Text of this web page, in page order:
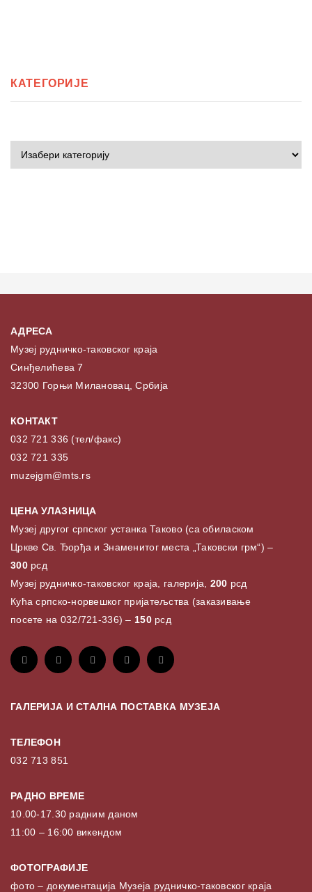
КАТЕГОРИЈЕ
АДРЕСА
Музеј рудничко-таковског краја
Синђелићева 7
32300 Горњи Милановац, Србија
КОНТАКТ
032 721 336 (тел/факс)
032 721 335
muzejgm@mts.rs
ЦЕНА УЛАЗНИЦА
Музеј другог српског устанка Таково (са обиласком
Цркве Св. Ђорђа и Знаменитог места „Таковски грм“) –
300рсд
Музеј рудничко-таковског краја, галерија, 200 рсд
Кућа српско-норвешког пријатељства (заказивање
посете на 032/721-336) – 150рсд
ГАЛЕРИЈА И СТАЛНА ПОСТАВКА МУЗЕЈА
ТЕЛЕФОН
032 713 851
РАДНО ВРЕМЕ
10.00-17.30 радним даном
11:00 – 16:00 викендом
ФОТОГРАФИЈЕ
фото – документација Музеја рудничко-таковског краја